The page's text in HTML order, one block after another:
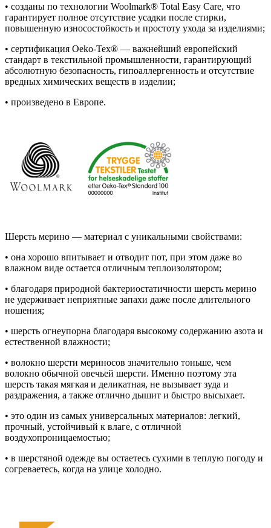
• созданы по технологии Woolmark® Total Easy Care, что
гарантирует полное отсутствие усадки после стирки,
повышенную износостойкость и простоту ухода за изделиями;
• сертификация Oeko-Tex® — важнейший европейский
стандарт в текстильной промышленности, гарантирующий
абсолютную безопасность, гипоаллергенность и отсутствие
вредных химических веществ в изделии;
• произведено в Европе.
Шерсть мерино — материал с уникальными свойствами:
• она хорошо впитывает и отводит пот, при этом даже во
влажном виде остается отличным теплоизолятором;
• благодаря природной бактериостатичности шерсть мерино
не удерживает неприятные запахи даже после длительного
ношения;
• шерсть огнеупорна благодаря высокому содержанию азота и
естественной влажности;
• волокно шерсти мериносов значительно тоньше, чем
волокно обычной овечьей шерсти. Именно поэтому эта
шерсть такая мягкая и деликатная, не вызывает зуда и
раздражения, а также отлично дышит и быстро высыхает.
• это один из самых универсальных материалов: легкий,
прочный, устойчивый к влаге, с отличной
воздухопроницаемостью;
• в шерстяной одежде вы остаетесь сухими в теплую погоду и
согреваетесь, когда на улице холодно.